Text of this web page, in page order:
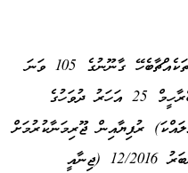
މި ކުށުގެ އުގޫބާތެއްގެ ގޮތުން، މަސްތުވާތަކެއްޗާބެހޭ ގާނޫނުގެ 105 ވަނަ
މާއްދާގެ (ނ) ގެ ދަށުން ޙުސައިން އިބްރާހީމް 25 އަހަރު ދުވަހުގެ
ޖަލަށްލުމާއެކު 100،000 (އެއްލައްކަ) ރުފިޔާއިން ޖޫރިމަނާކުރުމަށް
ވަނީ ހުކުމްކޮށްފައެވެ. އަދި ގާނޫނު ނަންބަރު 12/2016 (ޖިނާއީ